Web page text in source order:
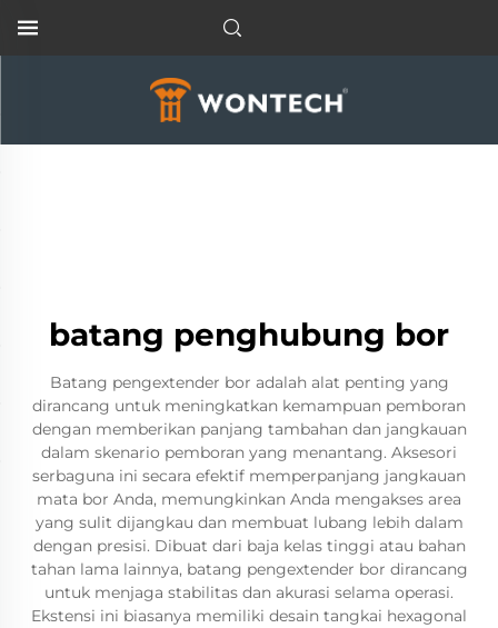
batang penghubung bor
Batang pengextender bor adalah alat penting yang
dirancang untuk meningkatkan kemampuan pemboran
dengan memberikan panjang tambahan dan jangkauan
dalam skenario pemboran yang menantang. Aksesori
serbaguna ini secara efektif memperpanjang jangkauan
mata bor Anda, memungkinkan Anda mengakses area
yang sulit dijangkau dan membuat lubang lebih dalam
dengan presisi. Dibuat dari baja kelas tinggi atau bahan
tahan lama lainnya, batang pengextender bor dirancang
untuk menjaga stabilitas dan akurasi selama operasi.
Ekstensi ini biasanya memiliki desain tangkai hexagonal